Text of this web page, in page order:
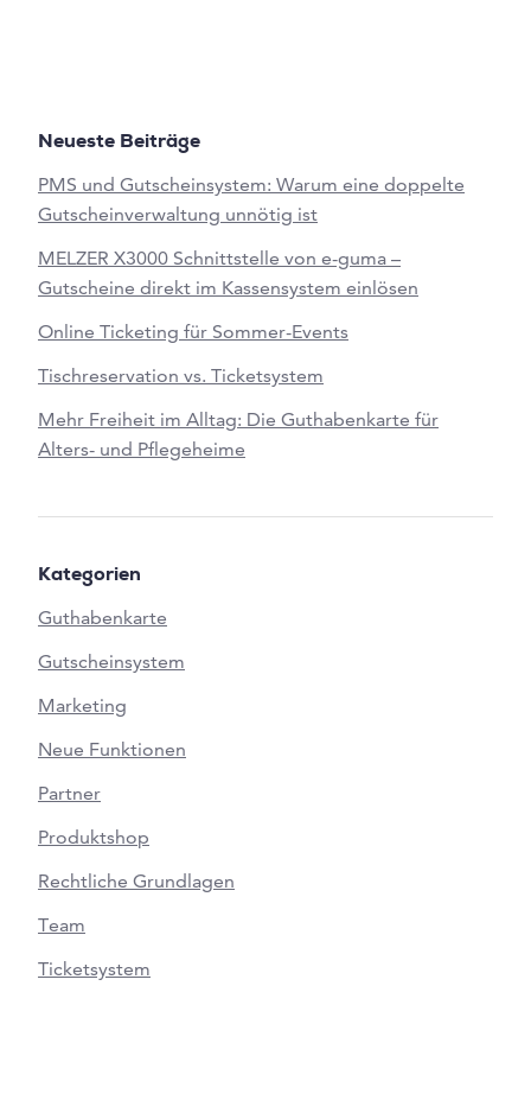
Neueste Beiträge
PMS und Gutscheinsystem: Warum eine doppelte
Gutscheinverwaltung unnötig ist
MELZER X3000 Schnittstelle von e-guma –
Gutscheine direkt im Kassensystem einlösen
Online Ticketing für Sommer-Events
Tischreservation vs. Ticketsystem
Mehr Freiheit im Alltag: Die Guthabenkarte für
Alters- und Pflegeheime
Kategorien
Guthabenkarte
Gutscheinsystem
Marketing
Neue Funktionen
Partner
Produktshop
Rechtliche Grundlagen
Team
Ticketsystem